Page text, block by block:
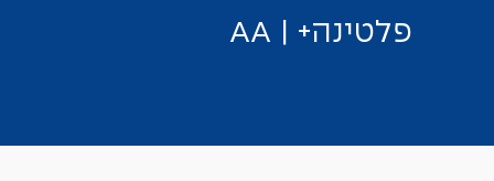
פלטינ ה+
AA